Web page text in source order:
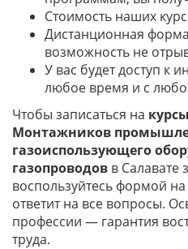
Стоимость наших
Дистанционная
возможность не
У вас будет доступ к
любое время и с
Чтобы записаться на
Монтажников
газоиспользующего
газопроводов в Салавате
воспользуйтесь формой
ответит на все вопросы.
профессии — гарантия
труда.